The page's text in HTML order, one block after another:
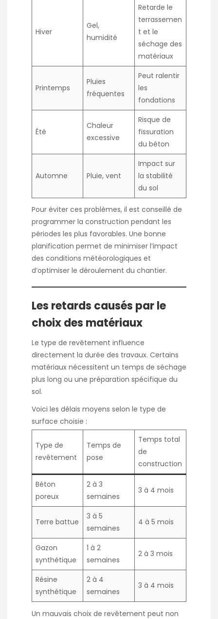
Hiver
Gel,
humidité
Retarde le
terrassemen
t et le
séchage des
matériaux
Printemps
Pluies
fréquentes
Peut ralentir
les
fondations
Été
Chaleur
excessive
Risque de
fissuration
du béton
Automne Pluie, vent
Impact sur
la stabilité
du sol
Pour éviter ces problèmes, il est conseillé de
programmer la construction pendant les
périodes les plus favorables. Une bonne
planification permet de minimiser l’impact
des conditions météorologiques et
d’optimiser le déroulement du chantier.
Les retards causés par le
choix des matériaux
Le type de revêtement influence
directement la durée des travaux. Certains
matériaux nécessitent un temps de séchage
plus long ou une préparation spécifique du
sol.
Voici les délais moyens selon le type de
surface choisie :
Type de
revêtement
Temps de
pose
Temps total
de
construction
Béton
poreux
2 à 3
semaines
3 à 4 mois
Terre battue
3 à 5
semaines
4 à 5 mois
Gazon
synthétique
1 à 2
semaines
2 à 3 mois
Résine
synthétique
2 à 4
semaines
3 à 4 mois
Un mauvais choix de revêtement peut non